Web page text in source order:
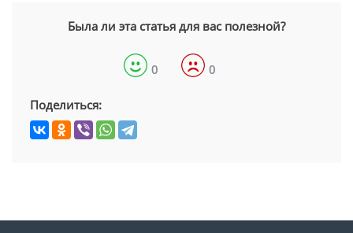
Была ли эта статья для вас полезной?
0 0
Поделиться: